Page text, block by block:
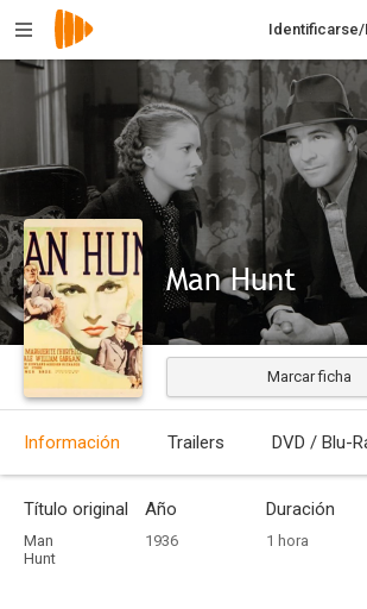
Man Hunt
Marcar ficha
Información Trailers DVD / Blu-
Título original
Man
Hunt
Año
1936
Duración
1 hora